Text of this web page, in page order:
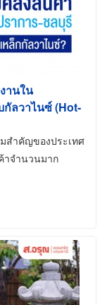
านใน
ลวาไนซ์ (Hot-
สำคัญของประเทศ
าจำนวนมาก